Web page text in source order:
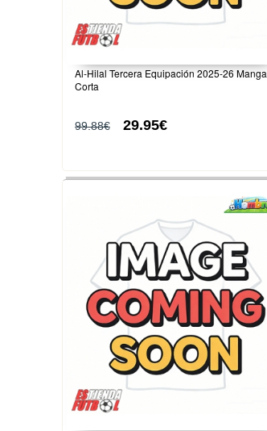
Al-Hilal Tercera Equipación 2025-26 Manga
Corta
99.88€ 29.95€